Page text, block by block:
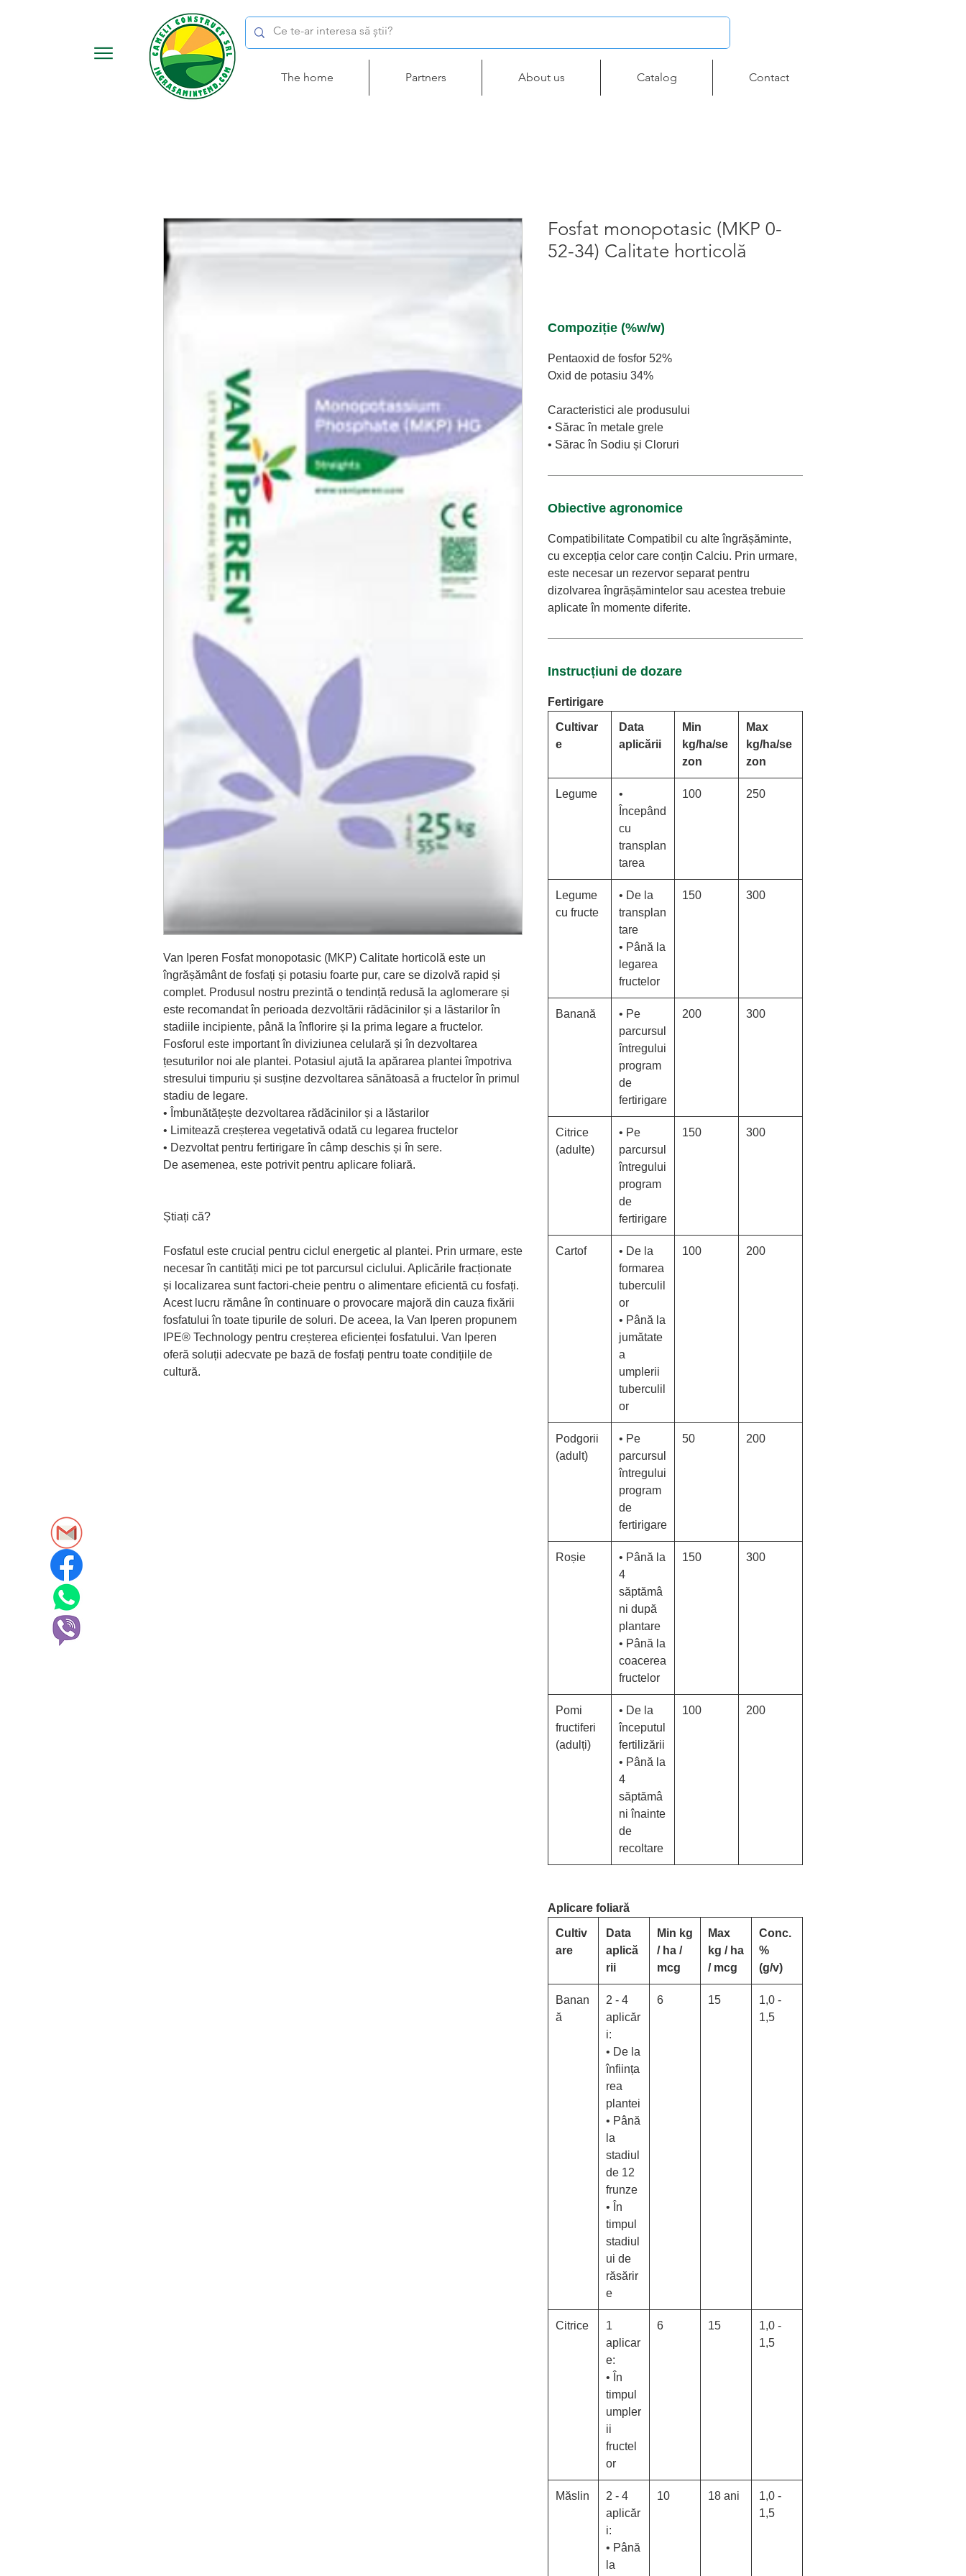
The home Partners About us Catalog Contact
Van Iperen Fosfat monopotasic (MKP) Calitate horticolă este un
îngrășământ de fosfați și potasiu foarte pur, care se dizolvă rapid și
complet. Produsul nostru prezintă o tendință redusă la aglomerare și
este recomandat în perioada dezvoltării rădăcinilor și a lăstarilor în
stadiile incipiente, până la înflorire și la prima legare a fructelor.
Fosforul este important în diviziunea celulară și în dezvoltarea
țesuturilor noi ale plantei. Potasiul ajută la apărarea plantei împotriva
stresului timpuriu și susține dezvoltarea sănătoasă a fructelor în primul
stadiu de legare.
• Îmbunătățește dezvoltarea rădăcinilor și a lăstarilor
• Limitează creșterea vegetativă odată cu legarea fructelor
• Dezvoltat pentru fertirigare în câmp deschis și în sere.
De asemenea, este potrivit pentru aplicare foliară.
Știați că?
Fosfatul este crucial pentru ciclul energetic al plantei. Prin urmare, este
necesar în cantități mici pe tot parcursul ciclului. Aplicările fracționate
și localizarea sunt factori-cheie pentru o alimentare eficientă cu fosfați.
Acest lucru rămâne în continuare o provocare majoră din cauza fixării
fosfatului în toate tipurile de soluri. De aceea, la Van Iperen propunem
IPE® Technology pentru creșterea eficienței fosfatului. Van Iperen
oferă soluții adecvate pe bază de fosfați pentru toate condițiile de
cultură.
Fosfat monopotasic (MKP 0-
52-34) Calitate horticolă
Compoziție (%w/w)
Pentaoxid de fosfor 52%
Oxid de potasiu 34%
Caracteristici ale produsului
• Sărac în metale grele
• Sărac în Sodiu și Cloruri
Obiective agronomice
Compatibilitate Compatibil cu alte îngrășăminte,
cu excepția celor care conțin Calciu. Prin urmare,
este necesar un rezervor separat pentru
dizolvarea îngrășămintelor sau acestea trebuie
aplicate în momente diferite.
Instrucțiuni de dozare
Fertirigare
Cultivar
e
Data
aplicării
Min
kg/ha/se
zon
Max
kg/ha/se
zon
Legume
•
Începând
cu
transplan
tarea
100 250
Legume
cu fructe
• De la
transplan
tare
• Până la
legarea
fructelor
150 300
Banană
• Pe
parcursul
întregului
program
de
fertirigare
200 300
Citrice
(adulte)
• Pe
parcursul
întregului
program
de
fertirigare
150 300
Cartof
• De la
formarea
tuberculil
or
• Până la
jumătate
a
umplerii
tuberculil
or
100 200
Podgorii
(adult)
• Pe
parcursul
întregului
program
de
fertirigare
50 200
Roșie
• Până la
4
săptămâ
ni după
plantare
• Până la
coacerea
fructelor
150 300
Pomi
fructiferi
(adulți)
• De la
începutul
fertilizării
• Până la
4
săptămâ
ni înainte
de
recoltare
100 200
Aplicare foliară
Cultiv
are
Data
aplică
rii
Min kg
/ ha /
mcg
Max
kg / ha
/ mcg
Conc.
%
(g/v)
Banan
ă
2 - 4
aplicăr
i:
• De la
înființa
rea
plantei
• Până
la
stadiul
de 12
frunze
• În
timpul
stadiul
ui de
răsărir
e
6 15
1,0 -
1,5
Citrice
1
aplicar
e:
• În
timpul
umpler
ii
fructel
or
6 15
1,0 -
1,5
Măslin
2 - 4
aplicăr
i:
• Până
la
10 18 ani
1,0 -
1,5